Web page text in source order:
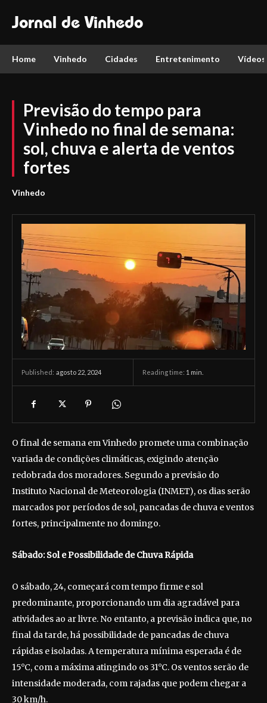
Jornal de Vinhedo
Home Vinhedo Cidades Entretenimento Vídeos
Previsão do tempo para
Vinhedo no final de semana:
sol, chuva e alerta de ventos
fortes
Vinhedo
Published: agosto 22, 2024 Reading time: 1 min.
O final de semana em Vinhedo promete uma combinação
variada de condições climáticas, exigindo atenção
redobrada dos moradores. Segundo a previsão do
Instituto Nacional de Meteorologia (INMET), os dias serão
marcados por períodos de sol, pancadas de chuva e ventos
fortes, principalmente no domingo.
Sábado: Sol e Possibilidade de Chuva Rápida
O sábado, 24, começará com tempo firme e sol
predominante, proporcionando um dia agradável para
atividades ao ar livre. No entanto, a previsão indica que, no
final da tarde, há possibilidade de pancadas de chuva
rápidas e isoladas. A temperatura mínima esperada é de
15°C, com a máxima atingindo os 31°C. Os ventos serão de
intensidade moderada, com rajadas que podem chegar a
30 km/h.